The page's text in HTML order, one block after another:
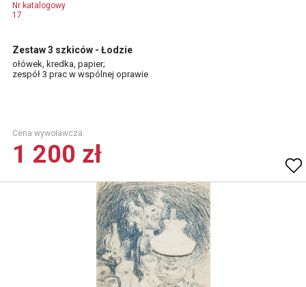
Nr katalogowy
17
Zestaw 3 szkiców - Łodzie
ołówek, kredka, papier;
zespół 3 prac w wspólnej oprawie
Cena wywoławcza.
1 200 zł